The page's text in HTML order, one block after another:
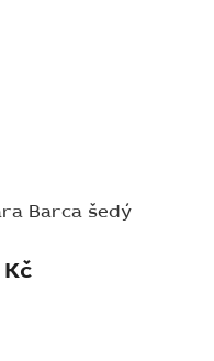
Barca šedý